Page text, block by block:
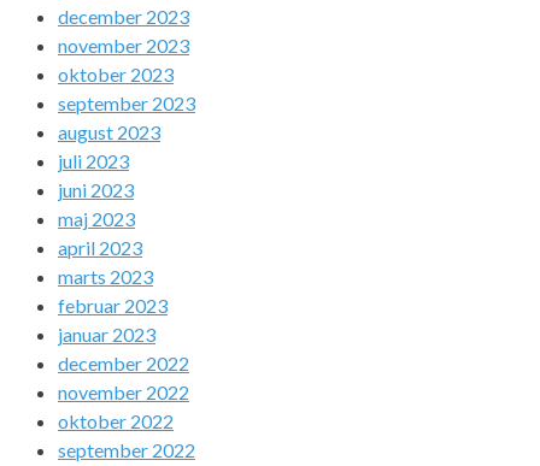
december 2023
november 2023
oktober 2023
september 2023
august 2023
juli 2023
juni 2023
maj 2023
april 2023
marts 2023
februar 2023
januar 2023
december 2022
november 2022
oktober 2022
september 2022